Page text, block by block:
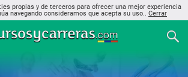
propias y de terceros para ofrecer una mejor experiencia
navegando consideramos que acepta su uso.. Cerrar